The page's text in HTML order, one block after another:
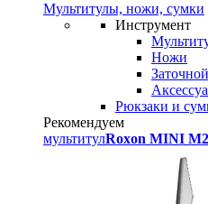
Мультитулы, ножи, сумки
Инструмент
Ножи
Рюкзаки и
Рекомендуем
мультитулRoxon MINI M2